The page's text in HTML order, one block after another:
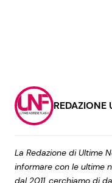
REDAZIONE
La Redazione di Ultime
informare con le ultime
dal 2011, cerchiamo di